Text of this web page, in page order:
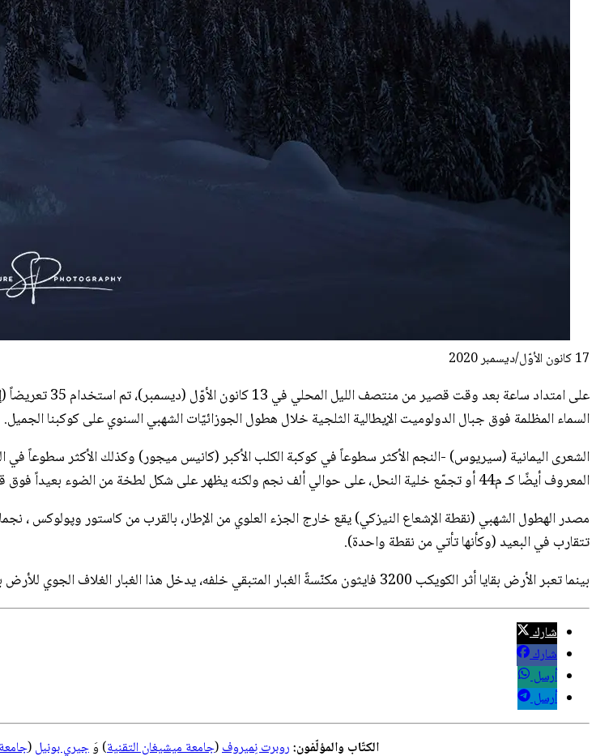
17 كانون الأوّل/ديسمبر 2020
على امتداد
السماء المظلمة فوق جبال الدولوميت الإيطالية الثلجية خلال هطول الجوزائيّات الشهبي السنوي على كوكبنا الجميل.
الشعرى اليمانية (سيريوس) -النجم الأكثر سطوعاً في كوكبة الكلب الأكبر (كانيس ميجور) وكذلك الأكثر سطوعاً
المعروف أيضًا كـ م44 أو تجمّع خلية النحل، على حوالي ألف نجم ولكنه يظهر على شكل لطخة من الضوء بعيداً فوق قمم جبال الألب الجنوبية بالقرب من أعلى الصورة.
مصدر الهطول الشهبي (نقطة الإشعاع النيزكي) يقع خارج الجزء العلوي من الإطار، بالقرب من كاستور وپولوكس ،
تتقارب في البعيد (وكأنها تأتي من نقطة واحدة).
بينما تعبر الأرض بقايا أثر الكويكب 3200 فايثون مكنّسةً الغبار المتبقي خلفه، يدخل هذا الغبار الغلاف الجوي للأرض بسرعة 22 كيلومتراً في الثانية محدثاً شهب الجوزاء.
شارك
شارك
أرسل
أرسل
الكتّاب والمؤلّفون:روبرت نِميروف(جامعة ميشيغان التقنية) وَجيري بونيل(